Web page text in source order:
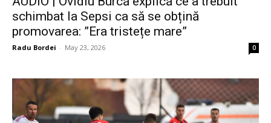
schimbat la Sepsi ca să se obțină
promovarea: ”Era tristețe mare”
Radu Bordei - May 23, 2026 0